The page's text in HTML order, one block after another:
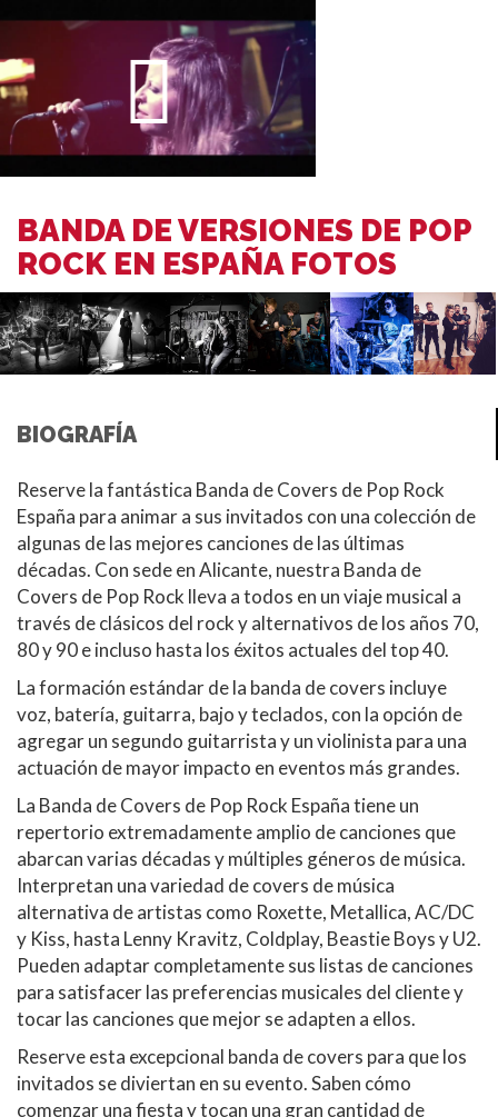
BANDA DE VERSIONES DE POP
ROCK EN ESPAÑA FOTOS
BIOGRAFÍA
Reserve la fantástica Banda de Covers de Pop Rock
España para animar a sus invitados con una colección de
algunas de las mejores canciones de las últimas
décadas. Con sede en Alicante, nuestra Banda de
Covers de Pop Rock lleva a todos en un viaje musical a
través de clásicos del rock y alternativos de los años 70,
80 y 90 e incluso hasta los éxitos actuales del top 40.
La formación estándar de la banda de covers incluye
voz, batería, guitarra, bajo y teclados, con la opción de
agregar un segundo guitarrista y un violinista para una
actuación de mayor impacto en eventos más grandes.
La Banda de Covers de Pop Rock España tiene un
repertorio extremadamente amplio de canciones que
abarcan varias décadas y múltiples géneros de música.
Interpretan una variedad de covers de música
alternativa de artistas como Roxette, Metallica, AC/DC
y Kiss, hasta Lenny Kravitz, Coldplay, Beastie Boys y U2.
Pueden adaptar completamente sus listas de canciones
para satisfacer las preferencias musicales del cliente y
tocar las canciones que mejor se adapten a ellos.
Reserve esta excepcional banda de covers para que los
invitados se diviertan en su evento. Saben cómo
comenzar una fiesta y tocan una gran cantidad de